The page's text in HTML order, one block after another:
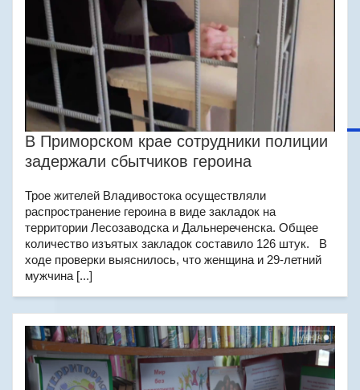
В Приморском крае сотрудники полиции
задержали сбытчиков героина
Трое жителей Владивостока осуществляли
распространение героина в виде закладок на
территории Лесозаводска и Дальнереченска. Общее
количество изъятых закладок составило 126 штук. В
ходе проверки выяснилось, что женщина и 29-летний
мужчина [...]